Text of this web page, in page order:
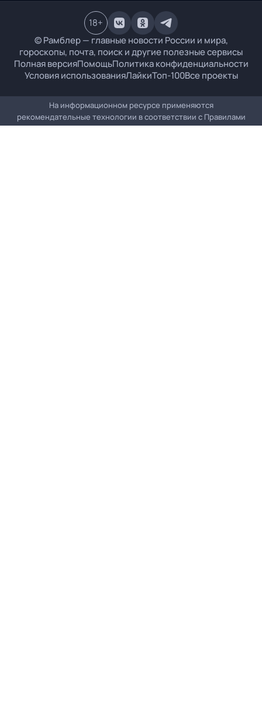
© Рамблер — главные новости России и мира,
гороскопы, почта, поиск и другие полезные сервисы
Полная версияПомощьПолитика конфиденциальности
Условия использованияЛайкиТоп-100Все проекты
18+
На информационном ресурсе применяются
рекомендательные технологии в соответствии с Правилами